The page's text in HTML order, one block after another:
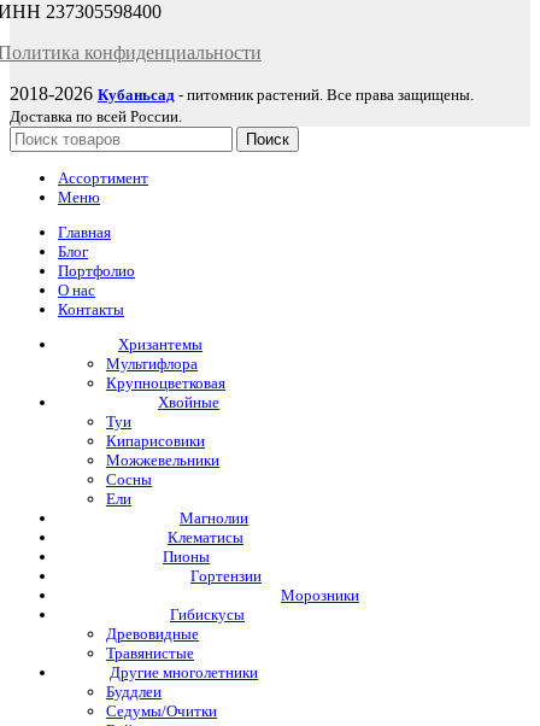
237305598400
конфиденциальности
2018-2026 Кубаньсад - питомник растений. Все права защищены.
Доставка по всей России.
Поиск
Ассортимент
Меню
Главная
Блог
Портфолио
О нас
Контакты
Хризантемы
Мультифлора
Крупноцветковая
Хвойные
Туи
Кипарисовики
Можжевельники
Сосны
Ели
Магнолии
Клематисы
Пионы
Гортензии
Морозники
Гибискусы
Древовидные
Травянистые
Другие многолетники
Буддлеи
Седумы/Очитки